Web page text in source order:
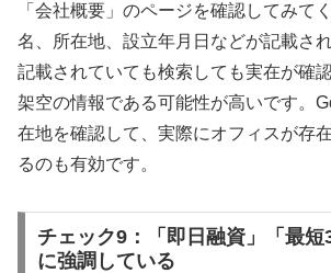
「会社概要」のページを確認してみて
名、所在地、設立年月日などが記載さ
記載されていても検索しても実在が確
架空の情報である可能性が高いです。
在地を確認して、実際にオフィスが存
るのも有効です。
チェック9：「即日融資」「最短
に強調している